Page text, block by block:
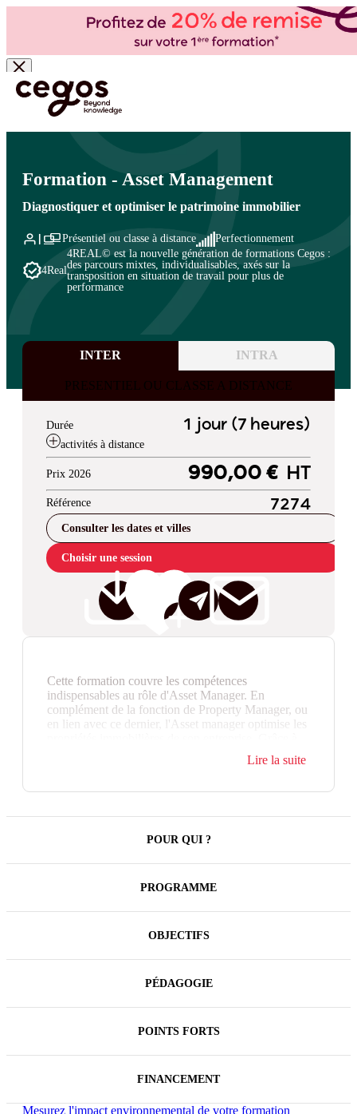
Skip to main content
Vous êtes ici : Accueil >Cegos, organisme de formation à Paris et en régions
Généraux - Environnement de travail - Immobilier d'entreprise
Immobilier d'entreprise>Immobilier d'entreprise
Formation - Asset Management
Diagnostiquer et optimiser le patrimoine immobilier
Présentiel ou classe à distance Perfectionnement
4Real
4REAL© est la nouvelle génération de formations Cegos :
des parcours mixtes, individualisables, axés sur la
transposition en situation de travail pour plus de
performance
INTER INTRA
PRESENTIEL OU CLASSE A DISTANCE
Durée 1 jour (7 heures)
activités à distance
Prix 2026 990,00 € HT
Référence 7274
Consulter les dates et villes
Choisir une session
Cette formation couvre les compétences
indispensables au rôle d'Asset Manager. En
complément de la fonction de Property Manager, ou
en lien avec ce dernier, l'Asset manager optimise les
opérationnels, il assure une plus grande maîtrise de
Lire la suite
POUR QUI ?
PROGRAMME
OBJECTIFS
PÉDAGOGIE
POINTS FORTS
FINANCEMENT
Mesurez l'impact environnemental de votre formation